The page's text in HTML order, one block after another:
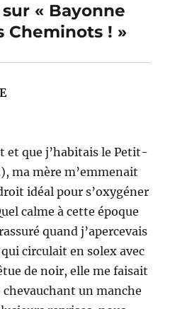
« Bayonne
Cheminots ! »
dit :
et que j’habitais le Petit-
ma mère m’emmenait
idéal pour s’oxygéner
calme à cette époque
quand j’apercevais
circulait en solex avec
de noir, elle me faisait
chevauchant un manche